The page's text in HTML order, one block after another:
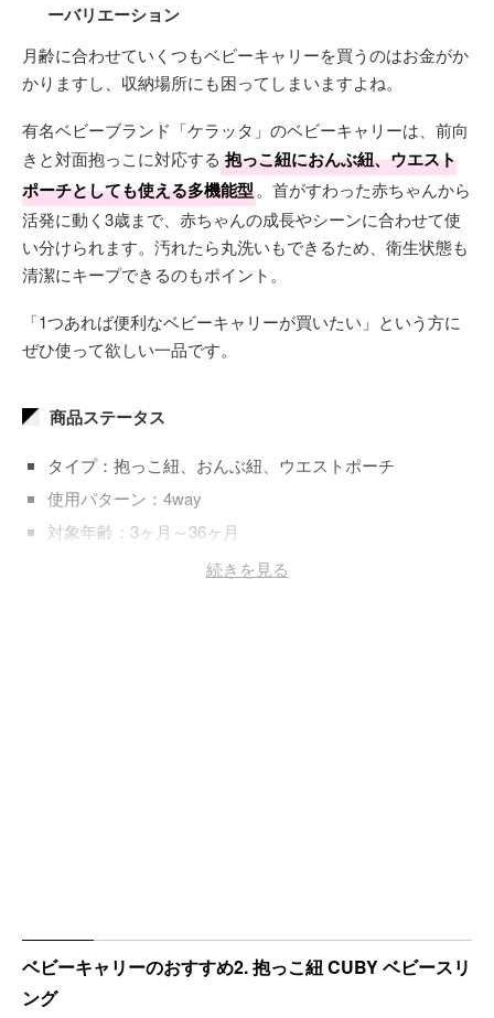
ーバリエーション
月齢に合わせていくつもベビーキャリーを買うのはお金がか
かりますし、収納場所にも困ってしまいますよね。
有名ベビーブランド「ケラッタ」のベビーキャリーは、前向
きと対面抱っこに対応する 抱っこ紐におんぶ紐、ウエスト
ポーチとしても使える多機能型。首がすわった赤ちゃんから
活発に動く3歳まで、赤ちゃんの成長やシーンに合わせて使
い分けられます。汚れたら丸洗いもできるため、衛生状態も
清潔にキープできるのもポイント。
「1つあれば便利なベビーキャリーが買いたい」という方に
ぜひ使って欲しい一品です。
商品ステータス
タイプ：抱っこ紐、おんぶ紐、ウエストポーチ
使用パターン：4way
対象年齢：3ヶ月～36ヶ月
素材：ナイロン、メッシュ続きを見る
ベビーキャリーのおすすめ2. 抱っこ紐 CUBY ベビースリ
ング